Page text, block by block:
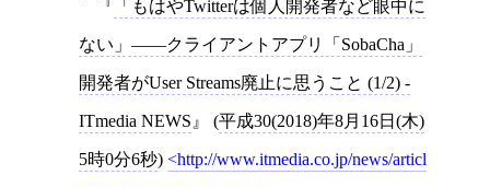
「もはやTwitterは個人開発者など眼中に
ない」――クライアントアプリ「SobaCha」
開発者がUser Streams廃止に思うこと (1/2) -
ITmedia NEWS (平成30(2018)年8月16日(木)
5時0分6秒) http://www.itmedia.co.jp/news/articl